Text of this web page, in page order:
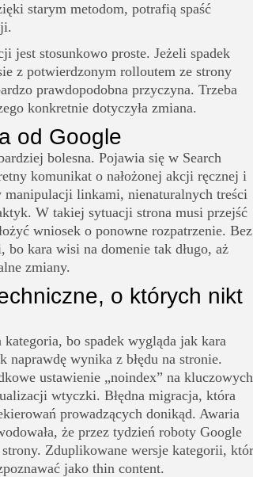
starym metodom, potrafią spaść
jest stosunkowo proste. Jeżeli spadek
z potwierdzonym rolloutem ze strony
prawdopodobna przyczyna. Trzeba
konkretnie dotyczyła zmiana.
od Google
bolesna. Pojawia się w Search
komunikat o nałożonej akcji ręcznej i
manipulacji linkami, nienaturalnych treści
W takiej sytuacji strona musi przejść
wniosek o ponowne rozpatrzenie. Bez
bo kara wisi na domenie tak długo, aż
zmiany.
o których nikt
kategoria, bo spadek wygląda jak kara
naprawdę wynika z błędu na stronie.
ustawienie „noindex” na kluczowych
wtyczki. Błędna migracja, która
prowadzących donikąd. Awaria
że przez tydzień roboty Google
Zduplikowane wersje kategorii,
jako thin content.